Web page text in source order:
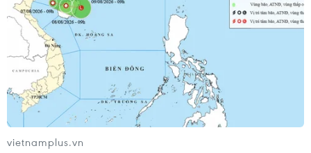
vietnamplus.vn